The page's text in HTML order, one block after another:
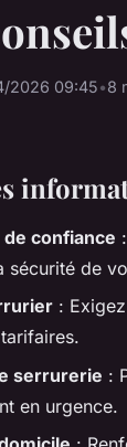
2026 09:45•8
confiance
sécurité de
:
serrurerie :
en urgence.